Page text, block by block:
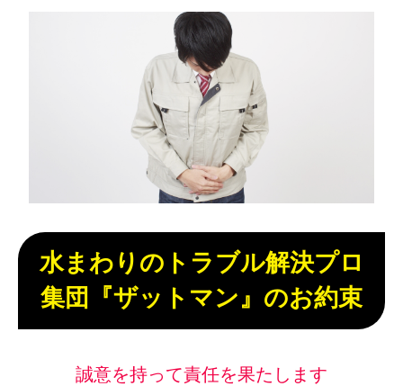
水まわりのトラブル解決プロ
集団『ザットマン』のお約束
誠意を持って責任を果たします